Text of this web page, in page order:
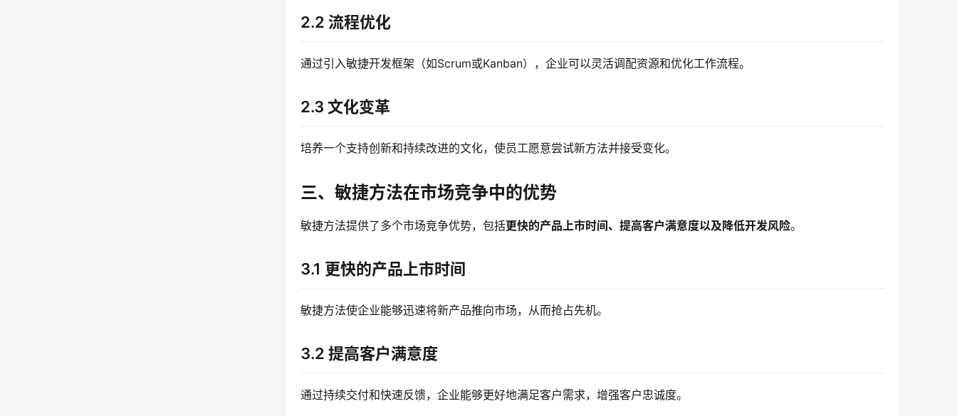
2.2 流程优化
通过引入敏捷开发框架（如Scrum或Kanban），企业可以灵活调配资源和优化工作流程。
2.3 文化变革
培养一个支持创新和持续改进的文化，使员工愿意尝试新方法并接受变化。
三、敏捷方法在市场竞争中的优势
敏捷方法提供了多个市场竞争优势，包括更快的产品上市时间、提高客户满意度以及降低开发风险。
3.1 更快的产品上市时间
敏捷方法使企业能够迅速将新产品推向市场，从而抢占先机。
3.2 提高客户满意度
通过持续交付和快速反馈，企业能够更好地满足客户需求，增强客户忠诚度。